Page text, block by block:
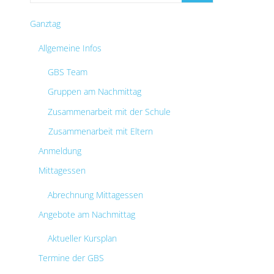
Ganztag
Allgemeine Infos
GBS Team
Gruppen am Nachmittag
Zusammenarbeit mit der Schule
Zusammenarbeit mit Eltern
Anmeldung
Mittagessen
Abrechnung Mittagessen
Angebote am Nachmittag
Aktueller Kursplan
Termine der GBS